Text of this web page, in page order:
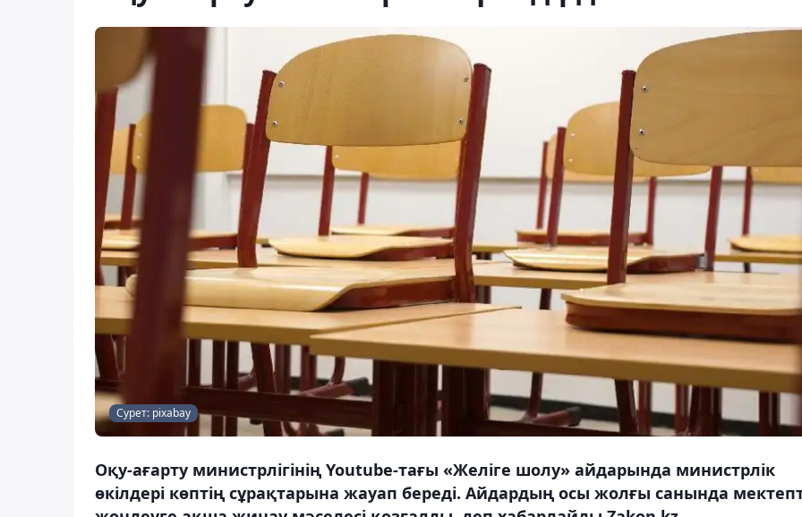
Сурет: pixabay
Оқу-ағарту министрлігінің Youtube-тағы «Желіге шолу» айдарында министрлік
өкілдері көптің сұрақтарына жауап береді. Айдардың осы жолғы санында